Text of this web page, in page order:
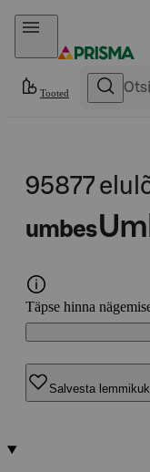
Otse sisu juurde
Tooted
95877
umbes
Täpse hinna
Salvesta